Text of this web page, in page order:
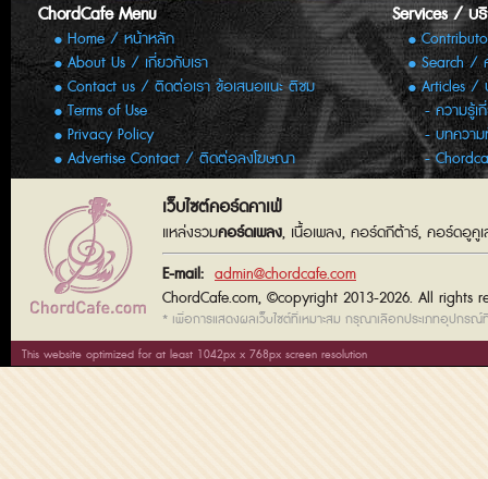
ChordCafe Menu
Home / หน้าหลัก
About Us / เกี่ยวกับเรา
Contact us / ติดต่อเรา ข้อเสนอแนะ ติชม
Terms of Use
Privacy Policy
Advertise Contact / ติดต่อลงโฆษณา
Services / บ
Search /
Articles /
ความรู้
บทความ
เว็บไซต์คอร์ดคาเฟ่
แหล่งรวมคอร์ดเพลง, เนื้อเพลง, คอร์ดกีต้าร์, คอร์ดอูคู
E-mail: admin@chordcafe.com
ChordCafe.com, ©copyright 2013-2026. All rights
* เพื่อการแสดงผลเว็บไซต์ที่เหมาะสม กรุณาเลือกประเภทอุปกรณ์
This website optimized for at least 1042px x 768px screen resolution